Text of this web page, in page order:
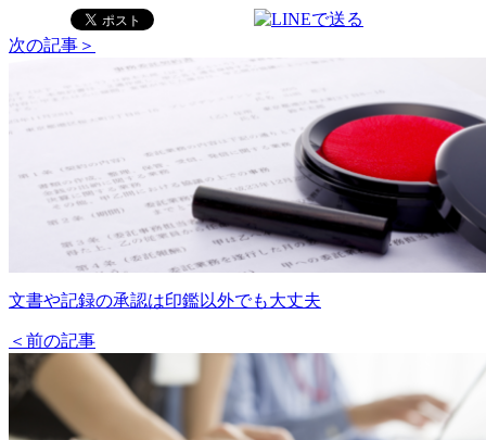
次の記事＞
文書や記録の承認は印鑑以外でも大丈夫
＜前の記事